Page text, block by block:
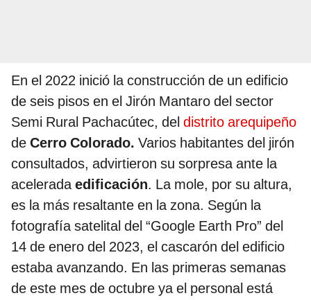
En el 2022 inició la construcción de un edificio
de seis pisos en el Jirón Mantaro del sector
Semi Rural Pachacútec, del distrito arequipeño
de Cerro Colorado. Varios habitantes del jirón
consultados, advirtieron su sorpresa ante la
aceleradaedificación. La mole, por su altura,
es la más resaltante en la zona. Según la
fotografía satelital del “Google Earth Pro” del
14 de enero del 2023, el cascarón del edificio
estaba avanzando. En las primeras semanas
de este mes de octubre ya el personal está